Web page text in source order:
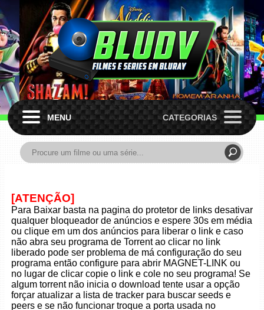
MENU CATEGORIAS
[ATENÇÃO]
Para Baixar basta na pagina do protetor de links desativar
qualquer bloqueador de anúncios e espere 30s em média
ou clique em um dos anúncios para liberar o link e caso
não abra seu programa de Torrent ao clicar no link
liberado pode ser problema de má configuração do seu
programa então configure para abrir MAGNET-LINK ou
no lugar de clicar copie o link e cole no seu programa! Se
algum torrent não inicia o download tente usar a opção
forçar atualizar a lista de tracker para buscar seeds e
peers e se não funcionar troque a porta usada no